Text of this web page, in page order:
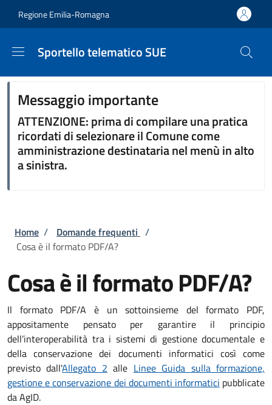
Regione Emilia-Romagna
Sportello telematico SUE
Messaggio importante
ATTENZIONE: prima di compilare una pratica
ricordati di selezionare il Comune come
amministrazione destinataria nel menù in alto
a sinistra.
Briciole di pane
Home / Domande frequenti /
Cosa è il formato PDF/A?
Cosa è il formato PDF/A?
Il formato PDF/A è un sottoinsieme del formato PDF,
appositamente pensato per garantire il principio
dell’interoperabilità tra i sistemi di gestione documentale e
della conservazione dei documenti informatici così come
previsto dall'Allegato 2 alle Linee Guida sulla formazione,
gestione e conservazione dei documenti informatici pubblicate
da AgID.